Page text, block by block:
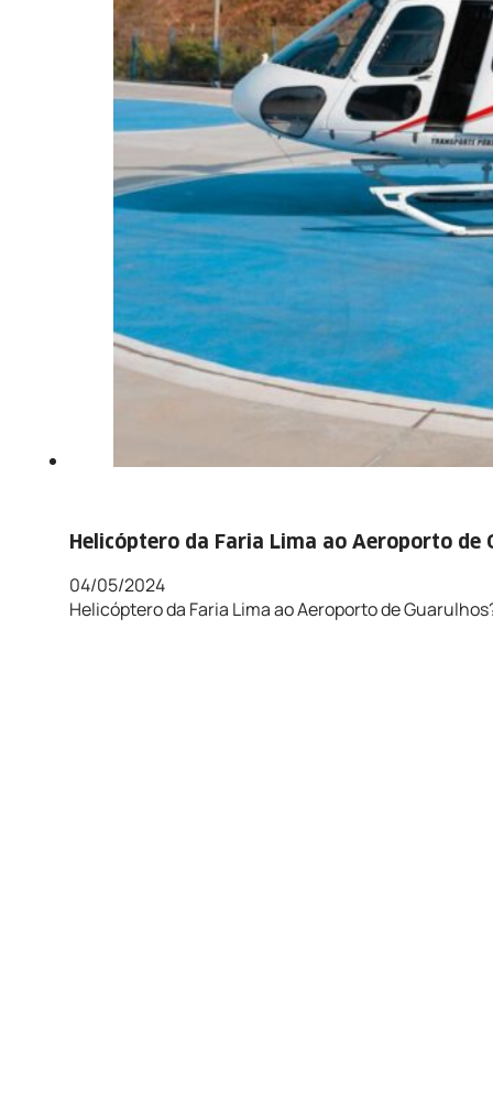
Helicóptero da Faria Lima ao Aeroporto de
04/05/2024
Helicóptero da Faria Lima ao Aeroporto de